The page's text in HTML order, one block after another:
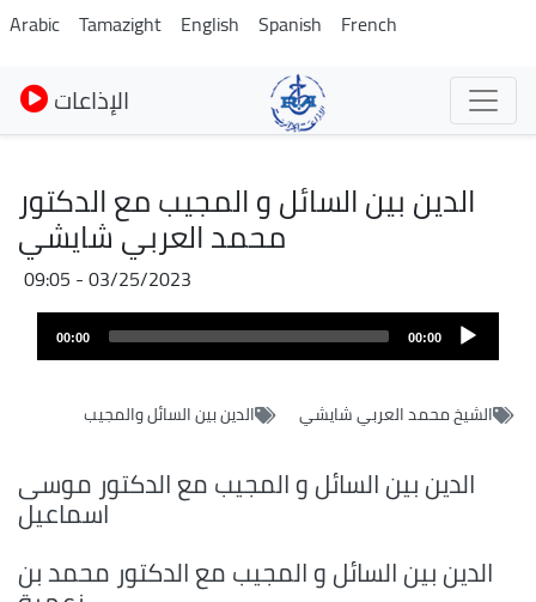
Skip
to
main
content
Arabic Tamazight English Spanish French
الإذاعات
الدين بين السائل و المجيب مع الدكتور
محمد العربي شايشي
03/25/2023 - 09:05
00:00
00:00
الشيخ محمد العربي شايشي الدين بين السائل والمجيب
الدين بين السائل و المجيب مع الدكتور موسى
اسماعيل
الدين بين السائل و المجيب مع الدكتور محمد بن